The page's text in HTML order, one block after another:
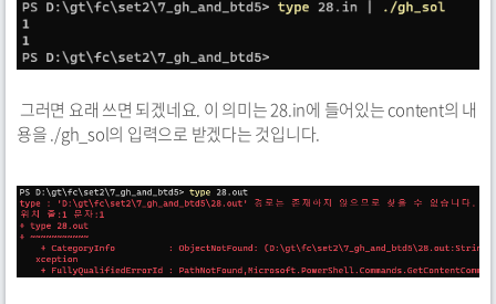
그러면 요래 쓰면 되겠네요. 이 의미는 28.in에 들어있는 content의 내
용을 ./gh_sol의 입력으로 받겠다는 것입니다.